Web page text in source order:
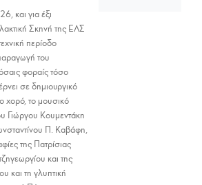
και για έξι
Σκηνή της ΕΛΣ
περίοδο
του
φοραίς τόσο
σε δημιουργικό
χορό, το μουσικό
Γιώργου Κουμεντάκη
Π. Καβάφη,
της Πατρίσιας
και της
και τη γλυπτική